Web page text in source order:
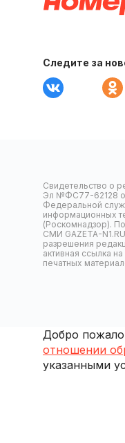
Следите за
Свидетельство о
Эл №ФС77-62128
Федеральной
информационных
(Роскомнадзор).
СМИ GAZETA-
разрешения
активная ссылка
печатных
Добро
отношении
указанными